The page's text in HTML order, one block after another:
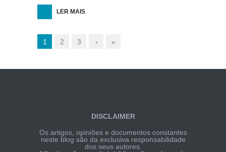
LER MAIS
1 2 3 › »
DISCLAIMER
Os artigos, opiniões e documentos constantes
neste blog são da exclusiva responsabilidade
dos seus autores.